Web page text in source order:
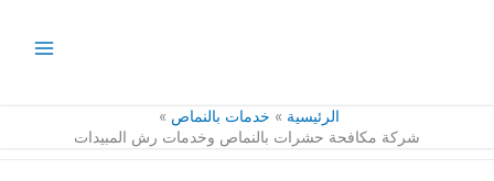
الرئيسية
خدمات بالنماص
شركة مكافحة حشرات بالنماص وخدمات رش المبيدات